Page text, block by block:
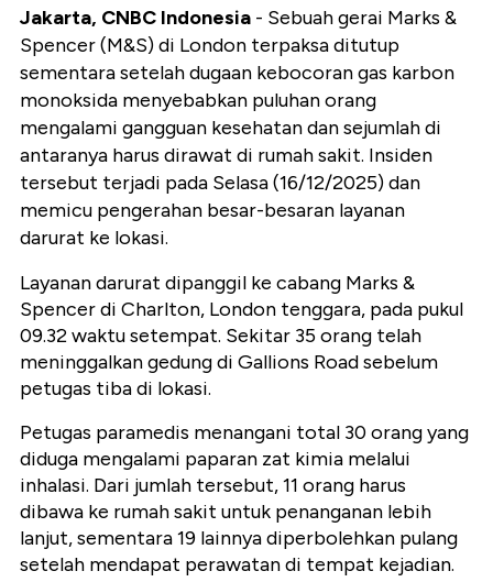
Jakarta, CNBC Indonesia - Sebuah gerai Marks &
Spencer (M&S) di London terpaksa ditutup
sementara setelah dugaan kebocoran gas karbon
monoksida menyebabkan puluhan orang
mengalami gangguan kesehatan dan sejumlah di
antaranya harus dirawat di rumah sakit. Insiden
tersebut terjadi pada Selasa (16/12/2025) dan
memicu pengerahan besar-besaran layanan
darurat ke lokasi.
Layanan darurat dipanggil ke cabang Marks &
Spencer di Charlton, London tenggara, pada pukul
09.32 waktu setempat. Sekitar 35 orang telah
meninggalkan gedung di Gallions Road sebelum
petugas tiba di lokasi.
Petugas paramedis menangani total 30 orang yang
diduga mengalami paparan zat kimia melalui
inhalasi. Dari jumlah tersebut, 11 orang harus
dibawa ke rumah sakit untuk penanganan lebih
lanjut, sementara 19 lainnya diperbolehkan pulang
setelah mendapat perawatan di tempat kejadian.